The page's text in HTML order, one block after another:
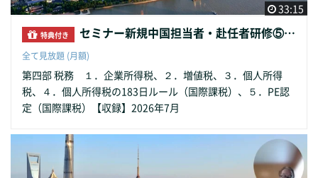
33:15
特典付き セミナー新規中国担当者・赴任者研修⑤税務
全て見放題 (月額)
第四部 税務 １．企業所得税、２．増値税、３．個人所得
税、４．個人所得税の183日ルール（国際課税）、５．PE認
定（国際課税）【収録】2026年7月